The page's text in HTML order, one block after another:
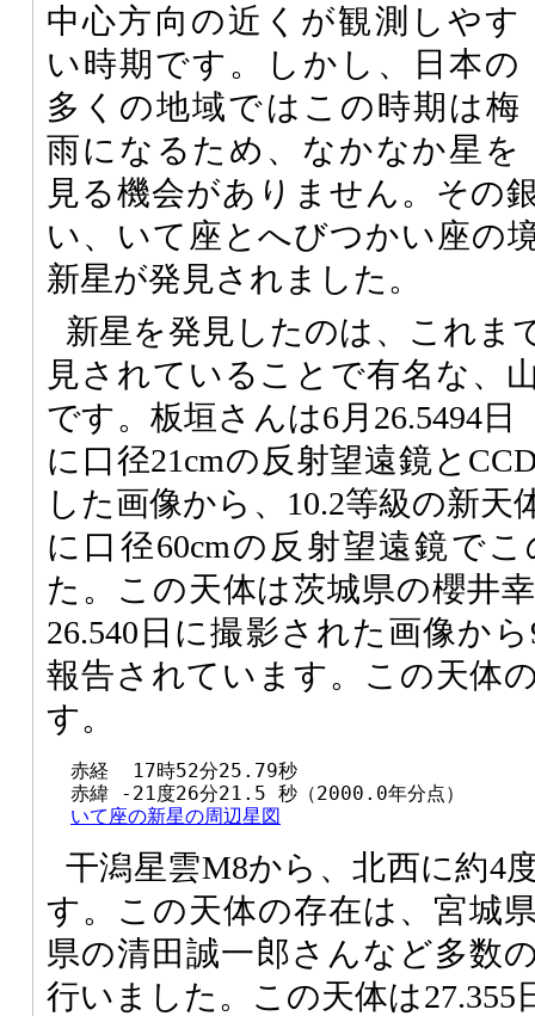
中心方向の近くが観測しやす
い時期です。しかし、日本の
多くの地域ではこの時期は梅
雨になるため、なかなか星を
見る機会がありません。その
い、いて座とへびつかい座の
新星が発見されました。
新星を発見したのは、これま
見されていることで有名な、
です。板垣さんは6月26.5494日
に口径21cmの反射望遠鏡と
した画像から、10.2等級の新天
に口径60cmの反射望遠鏡で
た。この天体は茨城県の櫻井
26.540日に撮影された画像か
報告されています。この天体
す。
  赤経  17時52分25.79秒
  赤緯 -21度26分21.5 秒（2000.0年分点）
いて座の新星の周辺星図
干潟星雲M8から、北西に約4
す。この天体の存在は、宮城
県の清田誠一郎さんなど多数
行いました。この天体は27.355